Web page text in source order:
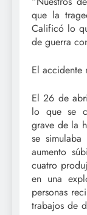
que la
Calificó lo
de guerra
El accidente
El 26 de
lo que se
grave de la
se
aumento
cuatro
en una
personas
trabajos de